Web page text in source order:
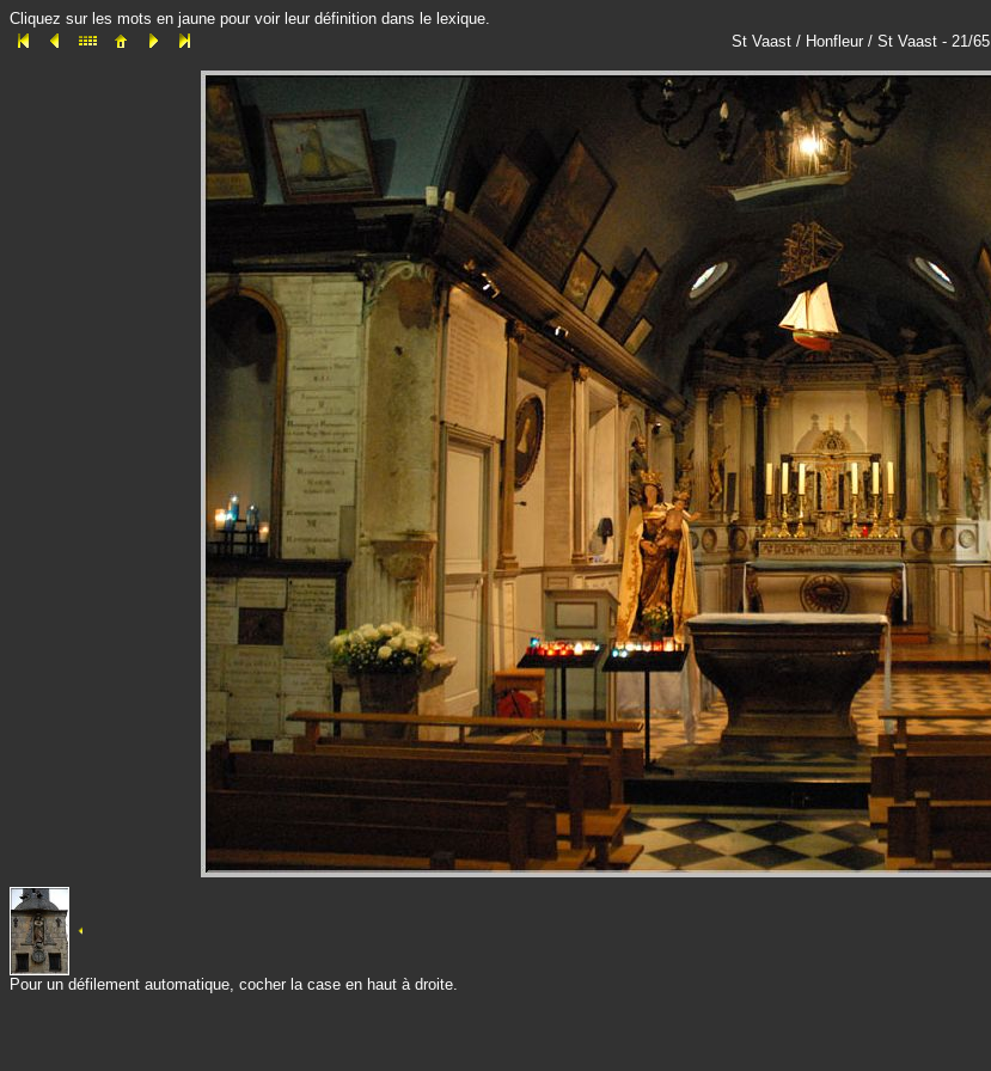
Cliquez sur les mots en jaune pour voir leur définition dans le lexique.
St Vaast / Honfleur / St Vaast - 21/65
Pour un défilement automatique, cocher la case en haut à droite.